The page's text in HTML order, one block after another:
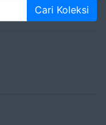
Cari Koleksi